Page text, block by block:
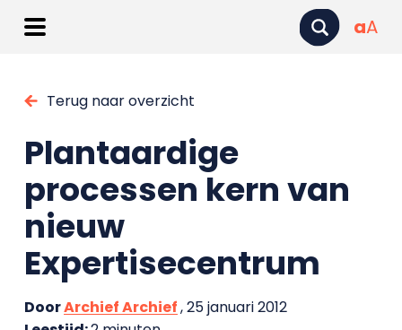
aA
Terug naar overzicht
Plantaardige
processen kern van
nieuw
Expertisecentrum
DoorArchief Archief, 25 januari 2012